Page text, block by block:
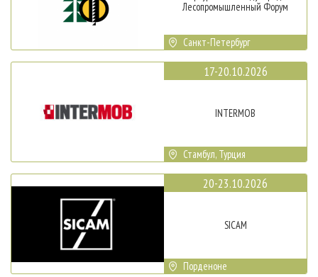
Лесопромышленный Форум
Санкт-Петербург
17-20.10.2026
INTERMOB
Стамбул, Турция
20-23.10.2026
SICAM
Порденоне